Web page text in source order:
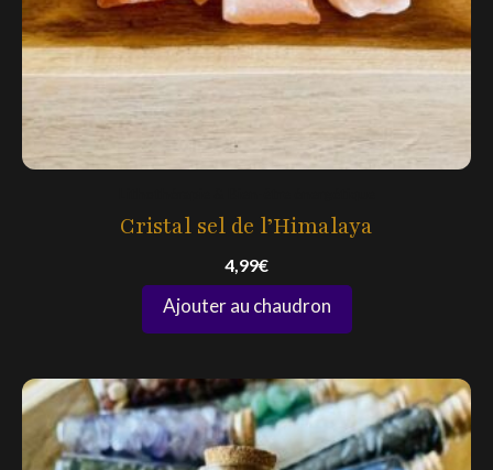
Cristal sel de l’Himalaya
4,99€